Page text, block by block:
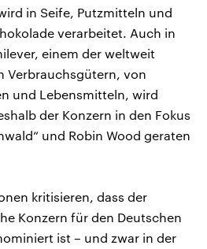
in Seife, Putzmitteln und
verarbeitet. Auch in
einem der weltweit
Verbrauchsgütern, von
und Lebensmitteln, wird
der Konzern in den Fokus
und Robin Wood geraten
kritisieren, dass der
Konzern für den Deutschen
ist – und zwar in der